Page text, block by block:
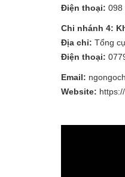
Điện thoại: 098
Chi nhánh 4:
Địa chỉ: Tổng
Điện thoại:
Email:
Website: